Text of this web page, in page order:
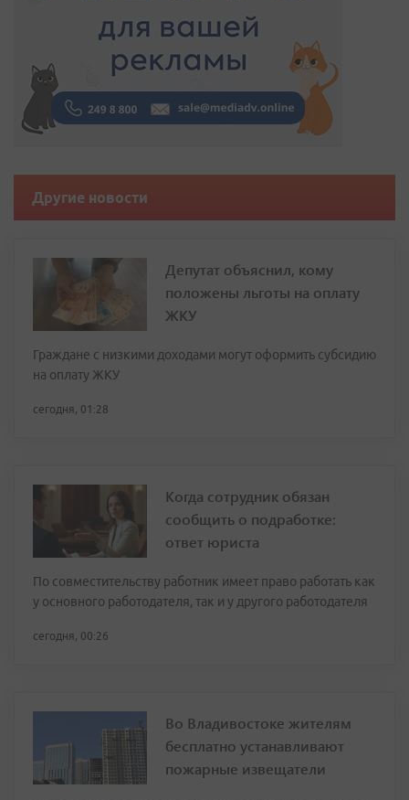
Другие новости
Депутат объяснил, кому
положены льготы на оплату
ЖКУ
Граждане с низкими доходами могут оформить субсидию
на оплату ЖКУ
сегодня, 01:28
Когда сотрудник обязан
сообщить о подработке:
ответ юриста
По совместительству работник имеет право работать как
у основного работодателя, так и у другого работодателя
сегодня, 00:26
Во Владивостоке жителям
бесплатно устанавливают
пожарные извещатели